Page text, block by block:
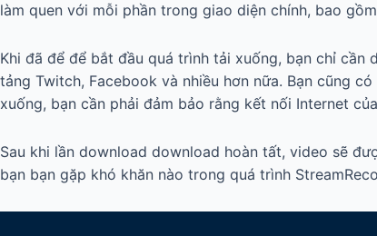
làm quen với mỗi phần trong giao diện chính, bao
Khi đã để để bắt đầu quá trình tải xuống, bạn chỉ cần
tảng Twitch, Facebook và nhiều hơn nữa. Bạn cũng
xuống, bạn cần phải đảm bảo rằng kết nối Internet
Sau khi lần download download hoàn tất, video sẽ
bạn bạn gặp khó khăn nào trong quá trình